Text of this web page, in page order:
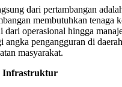
dari pertambangan
membutuhkan tenaga
dari operasional hingga
angka pengangguran di
masyarakat.
Infrastruktur